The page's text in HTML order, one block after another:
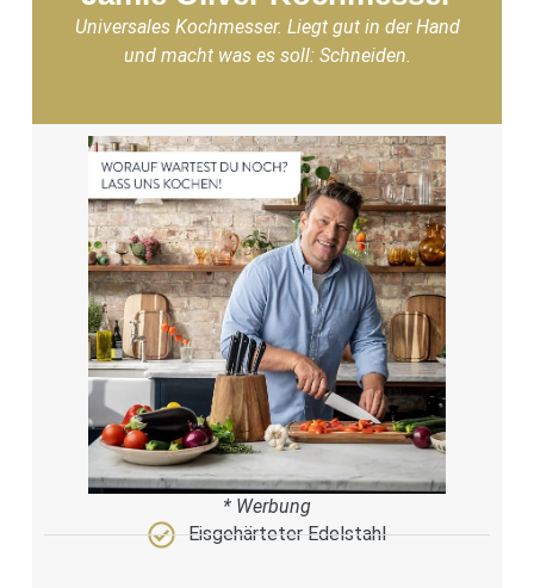
Universales Kochmesser. Liegt gut in der Hand
und macht was es soll: Schneiden.
* Werbung
Eisgehärteter Edelstahl